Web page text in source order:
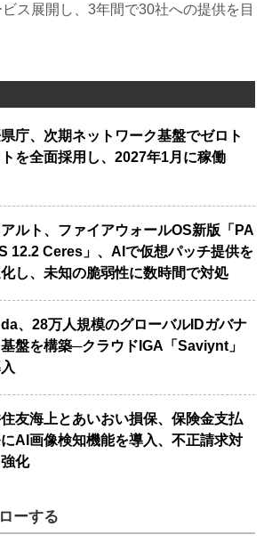
ス展開し、3年間で30社への提供を目
庁、次期ネットワーク基盤でゼロト
を全面採用し、2027年1月に稼働
ルト、ファイアウォールOS新版「PA
12.2 Ceres」、AIで仮想パッチ提供を
し、未知の脆弱性に数時間で対処
、28万人規模のグローバルIDガバナ
盤を構築─クラウドIGA「Saviynt」
友海上とあいおい損保、保険金支払
AI画像検知機能を導入、不正請求対
化
ーする